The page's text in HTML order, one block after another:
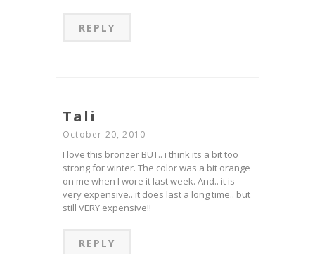
REPLY
Tali
October 20, 2010
I love this bronzer BUT.. i think its a bit too
strong for winter. The color was a bit orange
on me when I wore it last week. And.. it is
very expensive.. it does last a long time.. but
still VERY expensive!!
REPLY